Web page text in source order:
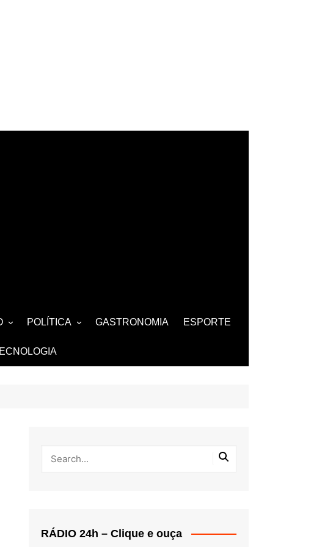
BELEZA
e DEBUTANTES
POLÍTICA
FAMOSOS
GASTRONOMIA ESPORTE
RÁDIO 24h – Clique e ouça